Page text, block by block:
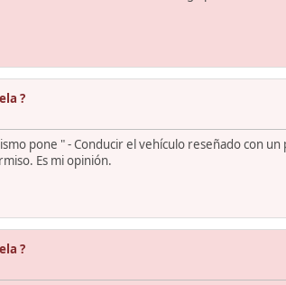
?
pone " - Conducir el vehículo reseñado con un
Es mi opinión.
?